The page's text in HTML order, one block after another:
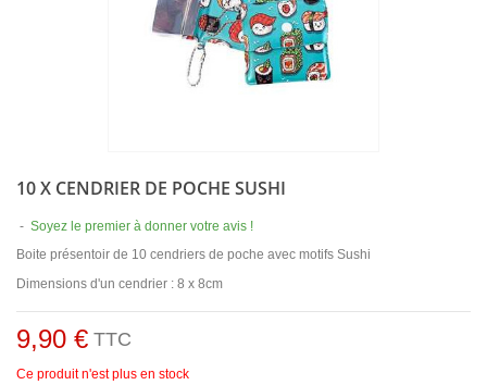
10 X CENDRIER DE POCHE SUSHI
- Soyez le premier à donner votre avis !
Boite présentoir de 10 cendriers de poche avec motifs Sushi
Dimensions d'un cendrier : 8 x 8cm
9,90 € TTC
Ce produit n'est plus en stock